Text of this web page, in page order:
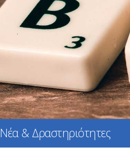
Νέα & Δραστηριότητες